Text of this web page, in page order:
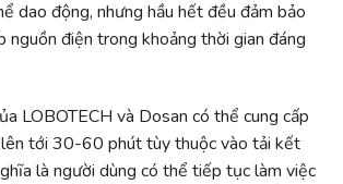
dao động, nhưng hầu hết đều đảm bảo
nguồn điện trong khoảng thời gian đáng
LOBOTECH và Dosan có thể cung cấp
tới 30-60 phút tùy thuộc vào tải kết
là người dùng có thể tiếp tục làm việc